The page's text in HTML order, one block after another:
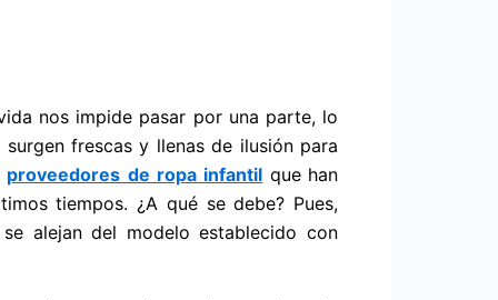
nos impide pasar por una parte, lo
frescas y llenas de ilusión para
proveedores de ropa infantil que han
tiempos. ¿A qué se debe? Pues,
alejan del modelo establecido con